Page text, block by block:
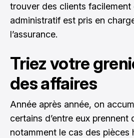
trouver des clients facilement
administratif est pris en
l’assurance.
Triez votre
des affaires
Année après année, on
certains d’entre eux prennent
notamment le cas des pièces